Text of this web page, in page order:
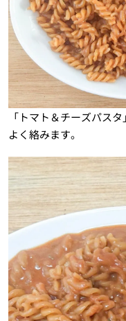
「トマト＆チーズパス
よく絡みます。